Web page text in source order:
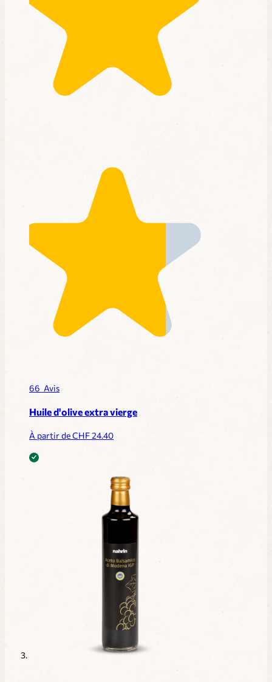
66 Avis
Huile d'olive extra vierge
À partir de CHF24.40